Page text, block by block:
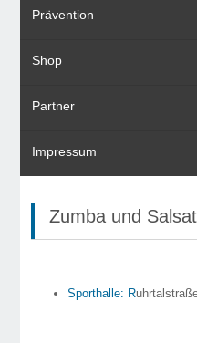
Prävention
Shop
Partner
Impressum
Zumba und
Sporthalle: R